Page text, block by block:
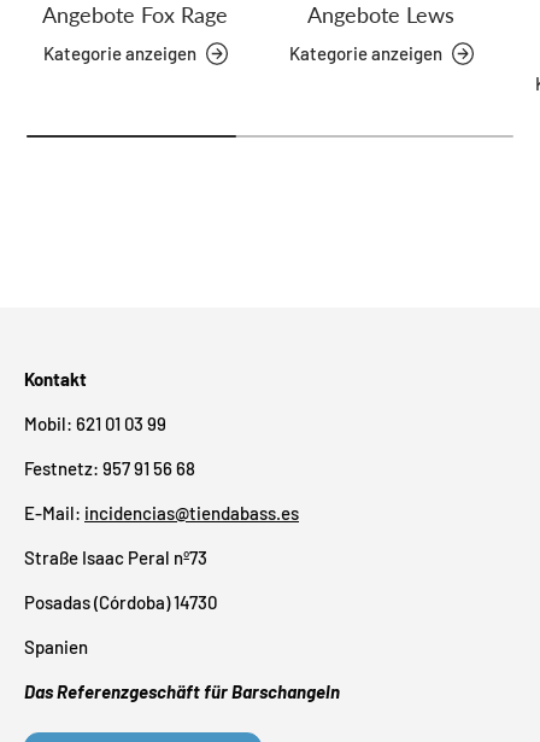
Angebote Fox Rage
Kategorie anzeigen
Angebote Lews
Kategorie anzeigen
Kontakt
Mobil: 621 01 03 99
Festnetz: 957 91 56 68
E-Mail: incidencias@tiendabass.es
Straße Isaac Peral nº73
Posadas (Córdoba) 14730
Spanien
Das Referenzgeschäft für Barschangeln